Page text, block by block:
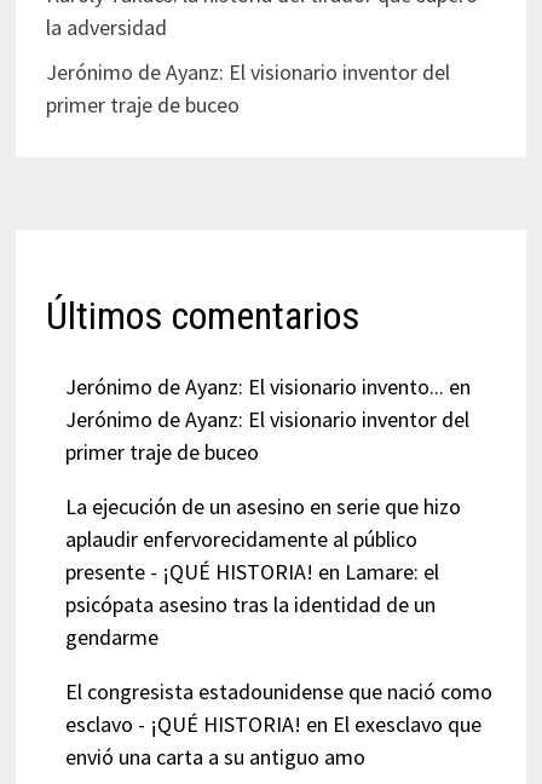
la adversidad
Jerónimo de Ayanz: El visionario inventor del
primer traje de buceo
Últimos comentarios
Jerónimo de Ayanz: El visionario invento... en
Jerónimo de Ayanz: El visionario inventor del
primer traje de buceo
La ejecución de un asesino en serie que hizo
aplaudir enfervorecidamente al público
presente - ¡QUÉ HISTORIA! en Lamare: el
psicópata asesino tras la identidad de un
gendarme
El congresista estadounidense que nació como
esclavo - ¡QUÉ HISTORIA! en El exesclavo que
envió una carta a su antiguo amo